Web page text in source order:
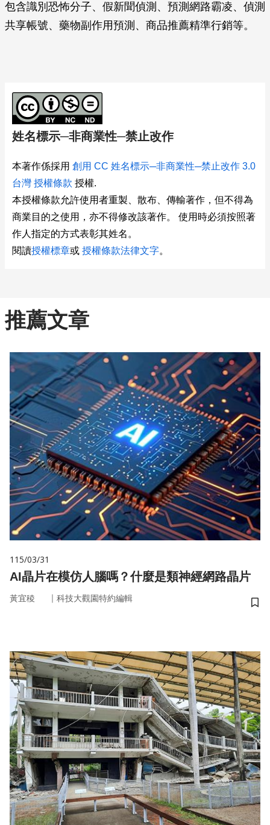
包含識別恐怖分子、假新聞偵測、預測網路霸凌、偵測
共享帳號、藥物副作用預測、商品推薦精準行銷等。
姓名標示─非商業性─禁止改作
本著作係採用 創用 CC 姓名標示─非商業性─禁止改作 3.0
台灣 授權條款 授權.
本授權條款允許使用者重製、散布、傳輸著作，但不得為
商業目的之使用，亦不得修改該著作。 使用時必須按照著
作人指定的方式表彰其姓名。
閱讀授權標章或 授權條款法律文字。
推薦文章
115/03/31
AI晶片在模仿人腦嗎？什麼是類神經網路晶片
黃宜稜 ｜ 科技大觀園特約編輯
儲